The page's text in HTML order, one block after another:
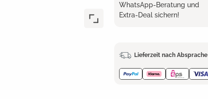
WhatsApp-Beratung und
Extra-Deal sichern!
Lieferzeit nach Absprache